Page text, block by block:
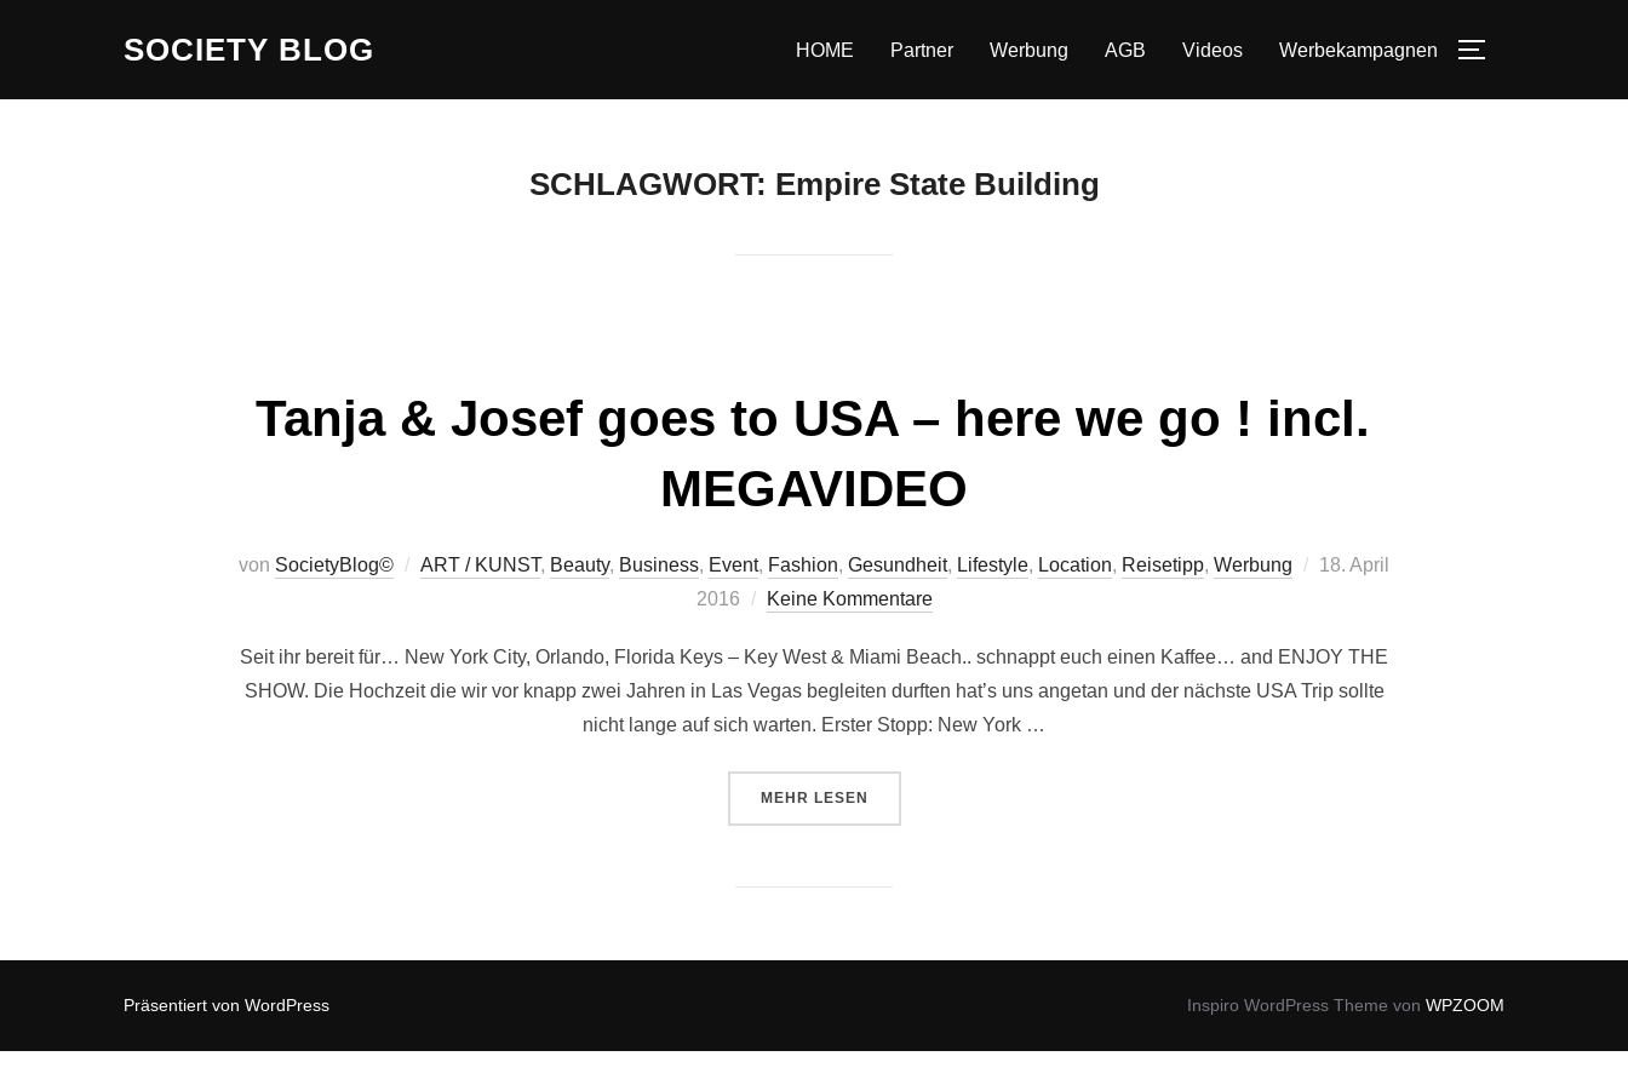
SOCIETY BLOG HOME Partner Werbung AGB Videos Werbekampagnen
SCHLAGWORT: Empire State Building
Tanja & Josef goes to USA – here we go ! incl.
MEGAVIDEO
von SocietyBlog© ART / KUNST, Beauty, Business, Event, Fashion, Gesundheit, Lifestyle, Location, Reisetipp, Werbung
Veröffentlicht
18. April
2016
Keine Kommentare
Seit ihr bereit für… New York City, Orlando, Florida Keys – Key West & Miami Beach.. schnappt euch einen Kaffee… and ENJOY THE
SHOW. Die Hochzeit die wir vor knapp zwei Jahren in Las Vegas begleiten durften hat’s uns angetan und der nächste USA Trip sollte
nicht lange auf sich warten. Erster Stopp: New York …
MEHR ÜBER „TANJA & JOSEF GOES TO USA – HERE WE GO ! INCL. MEGAVIDEO“
LESEN
Präsentiert von WordPress Inspiro WordPress Theme von WPZOOM